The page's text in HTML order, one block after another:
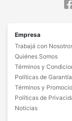
Empresa
Trabajá con
Quiénes Somos
Términos y
Políticas de Garantía
Términos y
Políticas de
Noticias